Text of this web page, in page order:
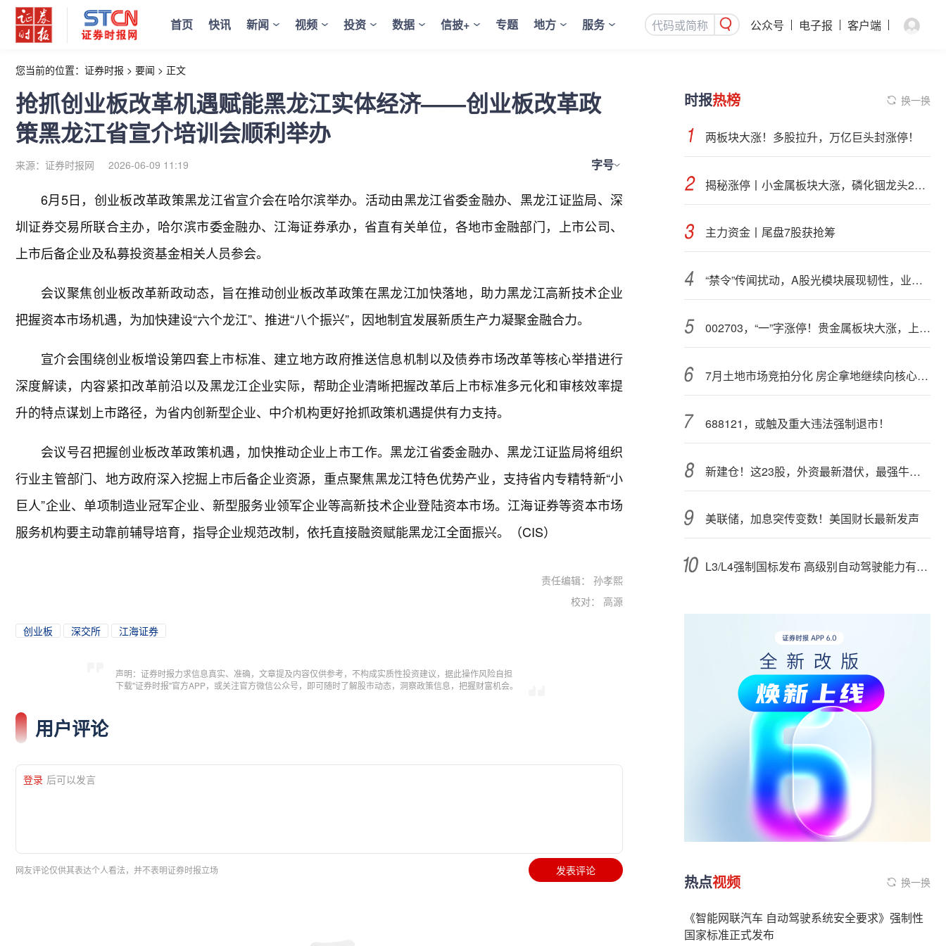
首页 快讯 新闻 视频 投资 数据 信披+ 专题 地方 服务 公众号 电子报 客户端
您当前的位置： 证券时报 > 要闻 > 正文
抢抓创业板改革机遇赋能黑龙江实体经济——创业板改革政
策黑龙江省宣介培训会顺利举办
来源：证券时报网 2026-06-09 11:19 字号
6月5日，创业板改革政策黑龙江省宣介会在哈尔滨举办。活动由黑龙江省委金融办、黑龙江证监局、深
圳证券交易所联合主办，哈尔滨市委金融办、江海证券承办，省直有关单位，各地市金融部门，上市公司、
上市后备企业及私募投资基金相关人员参会。
会议聚焦创业板改革新政动态，旨在推动创业板改革政策在黑龙江加快落地，助力黑龙江高新技术企业
把握资本市场机遇，为加快建设“六个龙江”、推进“八个振兴”，因地制宜发展新质生产力凝聚金融合力。
宣介会围绕创业板增设第四套上市标准、建立地方政府推送信息机制以及债券市场改革等核心举措进行
深度解读，内容紧扣改革前沿以及黑龙江企业实际，帮助企业清晰把握改革后上市标准多元化和审核效率提
升的特点谋划上市路径，为省内创新型企业、中介机构更好抢抓政策机遇提供有力支持。
会议号召把握创业板改革政策机遇，加快推动企业上市工作。黑龙江省委金融办、黑龙江证监局将组织
行业主管部门、地方政府深入挖掘上市后备企业资源，重点聚焦黑龙江特色优势产业，支持省内专精特新“小
巨人”企业、单项制造业冠军企业、新型服务业领军企业等高新技术企业登陆资本市场。江海证券等资本市场
服务机构要主动靠前辅导培育，指导企业规范改制，依托直接融资赋能黑龙江全面振兴。（CIS）
责任编辑： 孙孝熙
校对： 高源
创业板 深交所 江海证券
声明：证券时报力求信息真实、准确，文章提及内容仅供参考，不构成实质性投资建议，据此操作风险自担
下载"证券时报"官方APP，或关注官方微信公众号，即可随时了解股市动态，洞察政策信息，把握财富机会。
用户评论
登录 后可以发言
网友评论仅供其表达个人看法，并不表明证券时报立场 发表评论
时报热榜 换一换
两板块大涨！多股拉升，万亿巨头封涨停！
揭秘涨停丨小金属板块大涨，磷化铟龙头2连板
主力资金丨尾盘7股获抢筹
“禁令”传闻扰动，A股光模块展现韧性，业内人士：预计落地难度大
002703，“一”字涨停！贵金属板块大涨，上市公司盈利集体高增（附股）
7月土地市场竞拍分化 房企拿地继续向核心城市聚集
688121，或触及重大违法强制退市！
新建仓！这23股，外资最新潜伏，最强牛股在列
美联储，加息突传变数！美国财长最新发声
L3/L4强制国标发布 高级别自动驾驶能力有望看齐“老司机”
热点视频 换一换
《智能网联汽车 自动驾驶系统安全要求》强制性
国家标准正式发布